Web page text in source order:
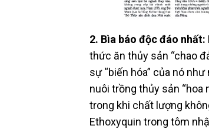
2. Bìa báo độc đáo nhất:
thức ăn thủy sản “chao
sự “biến hóa” của nó
nuôi trồng thủy sản “hoa
trong khi chất lượng
Ethoxyquin trong tôm